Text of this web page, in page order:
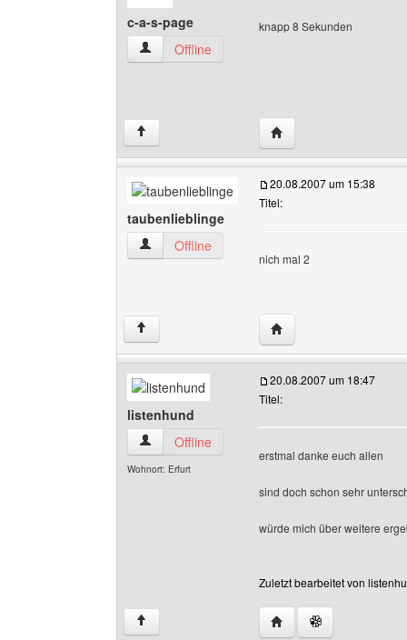
c-a-s-page
c-a-s-page Benutzer-Profile anzeigen
Offline
knapp 8 Sekunden
↑ Website dieses
taubenlieblinge
taubenlieblinge Benutzer-Profile anzeigen
Offline
20.08.2007 um 15:38
Titel:
nich mal 2
↑ Website dieses
listenhund
listenhund Benutzer-Profile anzeigen
Offline
Wohnort: Erfurt
20.08.2007 um 18:47
Titel:
erstmal danke euch allen
sind doch schon sehr
würde mich über weitere
Zuletzt bearbeitet von
↑ Website dieses